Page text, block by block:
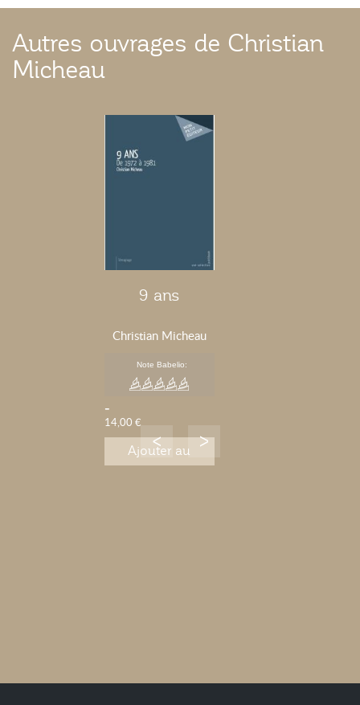
Autres ouvrages de Christian
Micheau
9 ans
Christian Micheau
Note Babelio:
-
14,00 €
Ajouter au